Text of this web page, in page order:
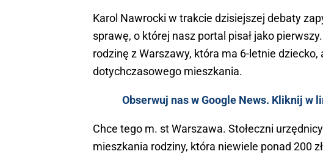
Karol Nawrocki w trakcie dzisiejszej debaty
sprawę, o której nasz portal pisał jako
rodzinę z Warszawy, która ma 6-letnie
dotychczasowego mieszkania.
Obserwuj nas w Google News. Kliknij w
Chce tego m. st Warszawa. Stołeczni
mieszkania rodziny, która niewiele ponad 200